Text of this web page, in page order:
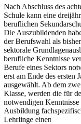
Nach Abschluss des
Schule kann eine
beruflichen
Die Auszubildenden
der Berufswahl als
sektorale
berufliche Kenntnisse
Berufe eines Sektors
erst am Ende des ersten
ausgewählt. Ab dem
Klasse, werden die für
notwendigen
Ausbildung
Lehrlinge einen